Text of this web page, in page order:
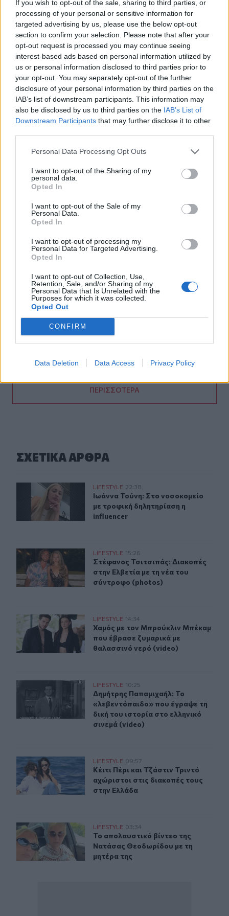
If you wish to opt-out of the sale, sharing to third parties, or
processing of your personal or sensitive information for
targeted advertising by us, please use the below opt-out
section to confirm your selection. Please note that after your
opt-out request is processed you may continue seeing
interest-based ads based on personal information utilized by
us or personal information disclosed to third parties prior to
your opt-out. You may separately opt-out of the further
disclosure of your personal information by third parties on the
IAB’s list of downstream participants. This information may
also be disclosed by us to third parties on the IAB’s List of
Downstream Participants that may further disclose it to other
Personal Data Processing Opt Outs
I want to opt-out of the Sharing of my
personal data.
Opted In
I want to opt-out of the Sale of my
Personal Data.
Opted In
I want to opt-out of processing my
Personal Data for Targeted Advertising.
Opted In
I want to opt-out of Collection, Use,
Retention, Sale, and/or Sharing of my
Personal Data that Is Unrelated with the
Purposes for which it was collected.
Opted Out
CONFIRM
Data Deletion Data Access Privacy Policy
Νέα διοίκηση για το Κέντρο Κρητικής Λογοτεχνίας
21:51
Στα ύψη το Σάββατο (08/08) ο υδράργυρος: Σε ποια
περιοχή το θερμόμετρο έδειξε 39,5 (πίνακας)
21:45
Μπάλος: Επίσκεψη με… ραντεβού - Τι σχεδιάζεται για την
διάσημη παραλία
21:36
Βουλγαρία: Μη επανδρωμένο αεροσκάφος συνετρίβη
κοντά σε αγωγό φυσικού αερίου
Τραγωδία στην Αλεξανδρούπολη: Νεκρός άνδρας που
έπεσε σε πηγάδι
Ηράκλειο: Με λαμπρότητα και κατάνυξη ο εορτασμός του
21:08
Κομοτηνή: Στο νοσοκομείο ανήλικος μετά από
κατανάλωση αλκοόλ
21:04
ΟΦΗ: Συνέχισε την προετοιμασία του ενόψει τελικού
ΠΕΡΙΣΣΟΤΕΡΑ
ΣΧΕΤΙΚA AΡΘΡΑ
Ιωάννα Τούνη: Στο νοσοκομείο με τροφική
LIFESTYLE 22:38
Ιωάννα Τούνη: Στο νοσοκομείο με
Ιωάννα Τούνη: Στο νοσοκομείο
με τροφική δηλητηρίαση η
influencer
Στέφανος Τσιτσιπάς: Διακοπές στην Ελβετία με τη νέα
LIFESTYLE 15:26
Στέφανος Τσιτσιπάς: Διακοπές
Στέφανος Τσιτσιπάς: Διακοπές
στην Ελβετία με τη νέα του
σύντροφο (photos)
Χαμός με τον Μπρούκλιν Μπέκαμ που έβρασε ζυμαρικά
LIFESTYLE 14:34
Χαμός με τον Μπρούκλιν Μπέκαμ
Χαμός με τον Μπρούκλιν Μπέκαμ
που έβρασε ζυμαρικά με
θαλασσινό νερό (video)
Δημήτρης Παπαμιχαήλ: Το «λεβεντόπαιδο» που έγραψε
LIFESTYLE 10:25
Δημήτρης Παπαμιχαήλ: Το
Δημήτρης Παπαμιχαήλ: Το
«λεβεντόπαιδο» που έγραψε τη
δική του ιστορία στο ελληνικό
σινεμά (video)
Κέιτι Πέρι και Τζάστιν Τριντό αχώριστοι στις
LIFESTYLE 09:57
Κέιτι Πέρι και Τζάστιν Τριντό
Κέιτι Πέρι και Τζάστιν Τριντό
αχώριστοι στις διακοπές τους
στην Ελλάδα
Το απολαυστικό βίντεο της Νατάσας Θεοδωρίδου με τη
LIFESTYLE 03:34
Το απολαυστικό βίντεο της
Το απολαυστικό βίντεο της
Νατάσας Θεοδωρίδου με τη
μητέρα της